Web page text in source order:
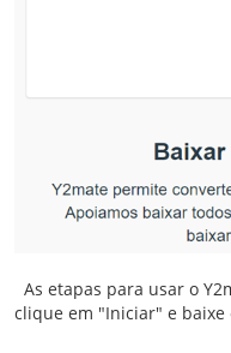
As etapas para usar o
clique em "Iniciar" e baixe